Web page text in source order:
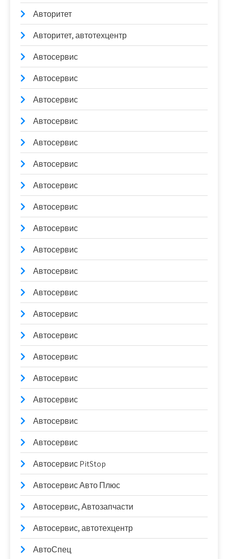
Авторитет
Авторитет, автотехцентр
Автосервис
Автосервис
Автосервис
Автосервис
Автосервис
Автосервис
Автосервис
Автосервис
Автосервис
Автосервис
Автосервис
Автосервис
Автосервис
Автосервис
Автосервис
Автосервис
Автосервис
Автосервис
Автосервис
Автосервис PitStop
Автосервис Авто Плюс
Автосервис, Автозапчасти
Автосервис, автотехцентр
АвтоСпец